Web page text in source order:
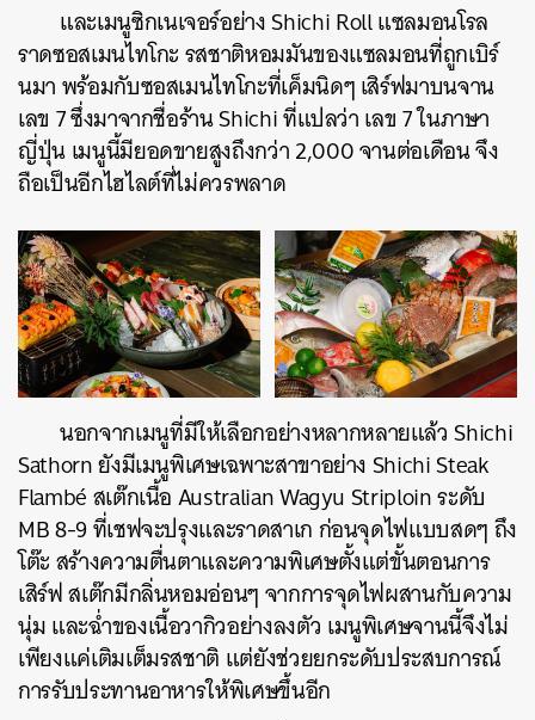
และเมนูซิกเนเจอร์อย่าง Shichi Roll แซลมอนโรล
ราดซอสเมนไทโกะ รสชาติหอมมันของแซลมอนที่ถูกเบิร์
นมา พร้อมกับซอสเมนไทโกะที่เค็มนิดๆ เสิร์ฟมาบนจาน
เลข 7 ซึ่งมาจากชื่อร้าน Shichi ที่แปลว่า เลข 7 ในภาษา
ญี่ปุ่น เมนูนี้มียอดขายสูงถึงกว่า 2,000 จานต่อเดือน จึง
ถือเป็นอีกไฮไลต์ที่ไม่ควรพลาด
นอกจากเมนูที่มีให้เลือกอย่างหลากหลายแล้ว Shichi
Sathorn ยังมีเมนูพิเศษเฉพาะสาขาอย่าง Shichi Steak
Flambé สเต๊กเนื้อ Australian Wagyu Striploin ระดับ
MB 8-9 ที่เชฟจะปรุงและราดสาเก ก่อนจุดไฟแบบสดๆ ถึง
โต๊ะ สร้างความตื่นตาและความพิเศษตั้งแต่ขั้นตอนการ
เสิร์ฟ สเต๊กมีกลิ่นหอมอ่อนๆ จากการจุดไฟผสานกับความ
นุ่ม และฉ่ำของเนื้อวากิวอย่างลงตัว เมนูพิเศษจานนี้จึงไม่
เพียงแค่เติมเต็มรสชาติ แต่ยังช่วยยกระดับประสบการณ์
การรับประทานอาหารให้พิเศษขึ้นอีก